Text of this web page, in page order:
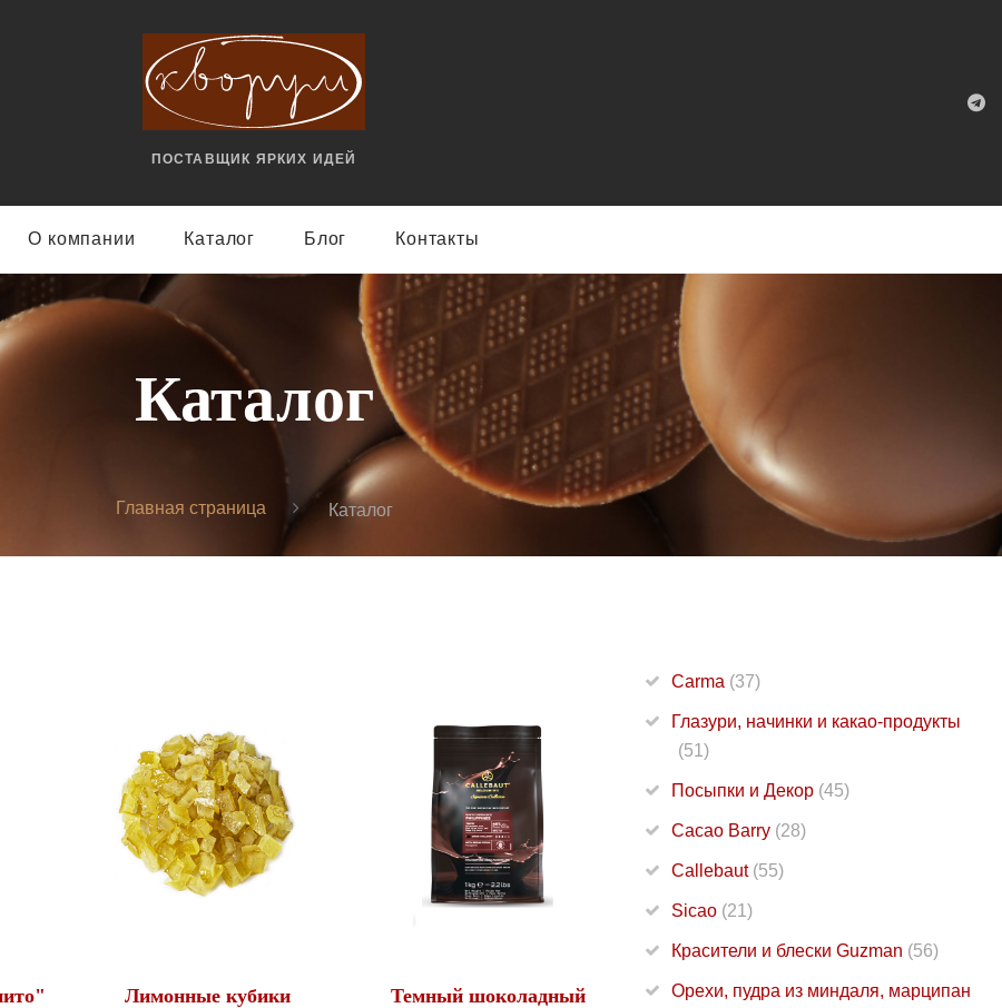
ПОСТАВЩИК ЯРКИX ИДЕЙ
О компании Каталог Блог Контакты
Каталог
Главная страница Каталог
Лимонные кубики
Темный шоколадный
Carma (37)
Глазури, начинки и какао-продукты
(51)
Посыпки и Декор (45)
Cacao Barry (28)
Callebaut (55)
Sicao (21)
Красители и блески Guzman (56)
Орехи, пудра из миндаля, марципан